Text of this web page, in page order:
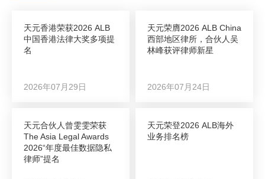
天元香港荣获2026 ALB
中国香港法律大奖多项提
名
2026年07月29日
天元荣膺2026 ALB China
西部地区律所，合伙人吴
林峰获评律师新星
2026年07月24日
天元合伙人曾雯雯荣获
The Asia Legal Awards
2026“年度最佳数据隐私
律师”提名
天元荣登2026 ALB海外
业务排名榜